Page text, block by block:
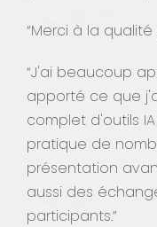
“Merci à la
“J'ai beaucoup
apporté ce que
complet d'outils
pratique de
présentation
aussi des
participants.”